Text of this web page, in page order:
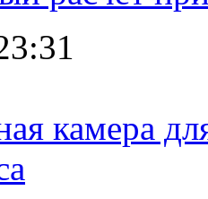
камера